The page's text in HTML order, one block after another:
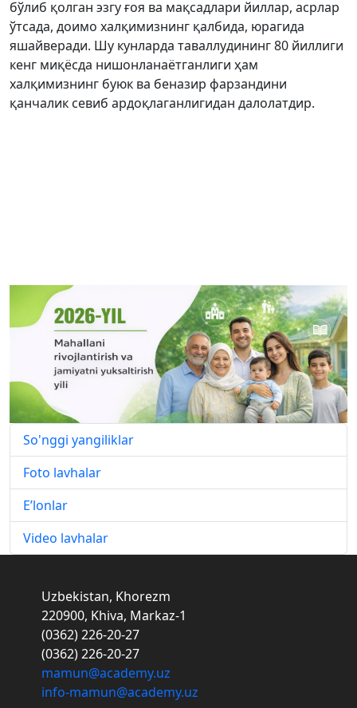
бўлиб қолган эзгу ғоя ва мақсадлари йиллар, асрлар
ўтсада, доимо халқимизнинг қалбида, юрагида
яшайверади. Шу кунларда таваллудининг 80 йиллиги
кенг миқёсда нишонланаётганлиги ҳам
халқимизнинг буюк ва беназир фарзандини
қанчалик севиб ардоқлаганлигидан далолатдир.
So'nggi yangiliklar
Foto lavhalar
E’lonlar
Video lavhalar
Uzbekistan, Khorezm
220900, Khiva, Markaz-1
(0362) 226-20-27
(0362) 226-20-27
mamun@academy.uz
info-mamun@academy.uz